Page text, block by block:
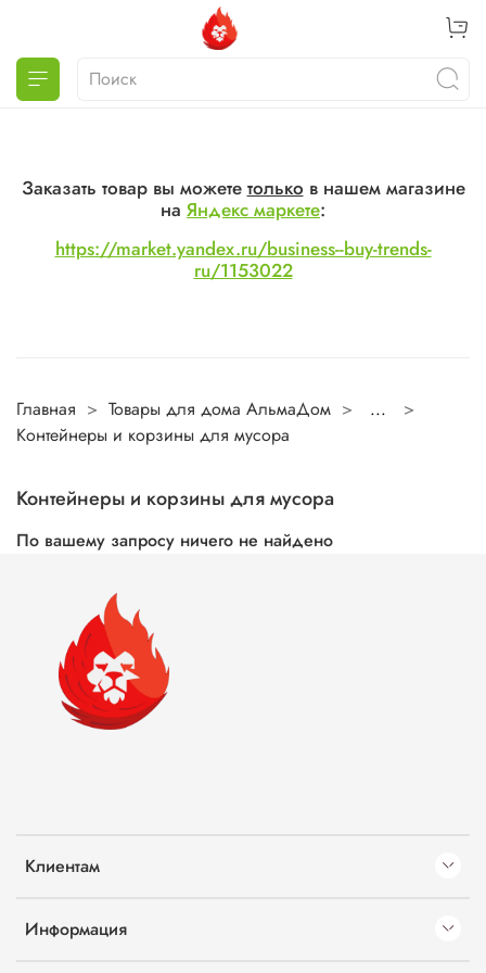
Заказать товар вы можете только в нашем магазине
на Яндекс маркете:
https://market.yandex.ru/business--buy-trends-
ru/1153022
Главная Товары для дома АльмаДом
...
Контейнеры и корзины для мусора
Контейнеры и корзины для мусора
По вашему запросу ничего не найдено
Клиентам
Информация